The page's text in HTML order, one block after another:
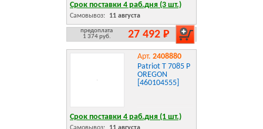
Срок поставки 4 раб.дня (3 шт.)
Самовывоз: 11 августа
предоплата
1 374 руб.
27 492 Р
Арт. 2408880
Patriot T 7085 P
OREGON
[460104555]
Срок поставки 4 раб.дня (1 шт.)